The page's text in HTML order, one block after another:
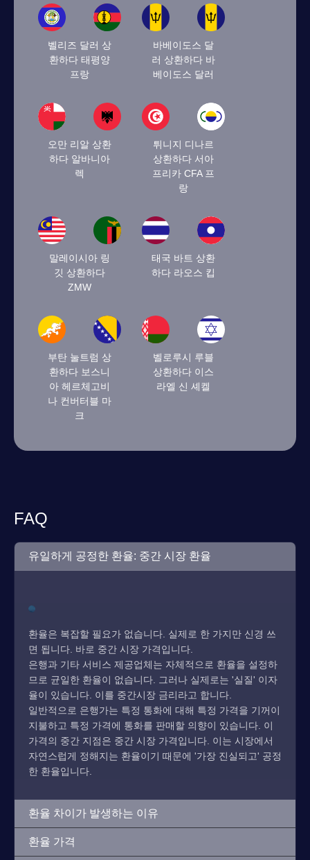
벨리즈 달러 상
환하다 태평양
프랑
바베이도스 달
러 상환하다 바
베이도스 달러
오만 리알 상환
하다 알바니아
렉
튀니지 디나르
상환하다 서아
프리카 CFA 프
랑
말레이시아 링
깃 상환하다
ZMW
태국 바트 상환
하다 라오스 킵
부탄 눌트럼 상
환하다 보스니
아 헤르체고비
나 컨버터블 마
크
벨로루시 루블
상환하다 이스
라엘 신 셰켈
FAQ
유일하게 공정한 환율: 중간 시장 환율
환율은 복잡할 필요가 없습니다. 실제로 한 가지만 신경 쓰
면 됩니다. 바로 중간 시장 가격입니다.
은행과 기타 서비스 제공업체는 자체적으로 환율을 설정하
므로 균일한 환율이 없습니다. 그러나 실제로는 '실질' 이자
율이 있습니다. 이를 중간시장 금리라고 합니다.
일반적으로 은행가는 특정 통화에 대해 특정 가격을 기꺼이
지불하고 특정 가격에 통화를 판매할 의향이 있습니다. 이
가격의 중간 지점은 중간 시장 가격입니다. 이는 시장에서
자연스럽게 정해지는 환율이기 때문에 '가장 진실되고' 공정
한 환율입니다.
환율 차이가 발생하는 이유
환율 가격